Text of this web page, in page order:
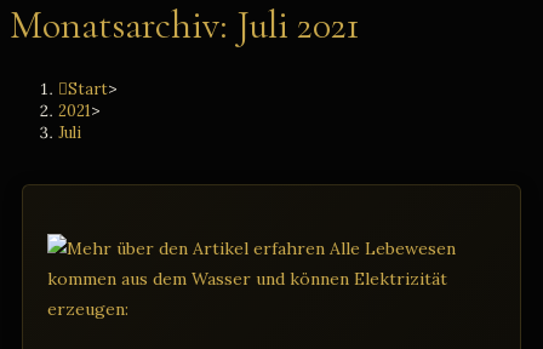
Monatsarchiv: Juli 2021
Start>
2021>
Juli